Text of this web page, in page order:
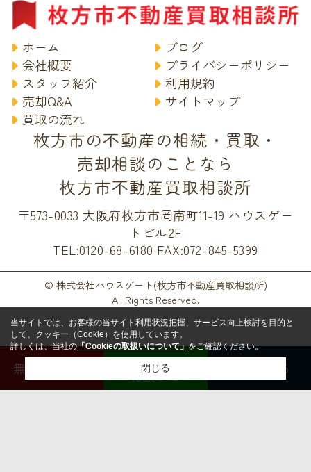
ホーム
ブログ
会社概要
プライバシーポリシー
スタッフ紹介
利用規約
売却Q&A
サイトマップ
買取の流れ
枚方市の不動産の相続・買取・
売却相談のことなら
枚方市不動産買取相談所
〒573-0033 大阪府枚方市岡南町11-19 ハウスゲー
トビル2F
TEL:0120-68-6180 FAX:072-845-5399
© 株式会社ハウスゲート(枚方市不動産買取相談所)
All Rights Reserved.
無料査定する
LINEで
相談する
電話する
当サイトでは、お客様の当サイト利用状況把握、サービス向上検討を目的と
して、クッキー（Cookie）を使用しています。
詳しくは、当社の「Cookieの取扱いについて」をご確認ください。
閉じる